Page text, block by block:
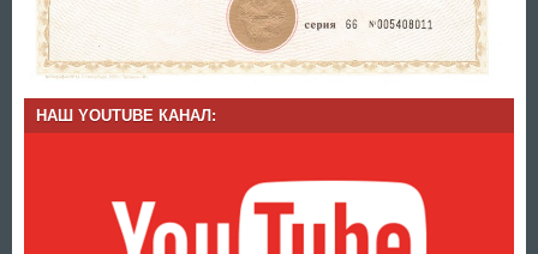
НАШ YOUTUBE КАНАЛ: